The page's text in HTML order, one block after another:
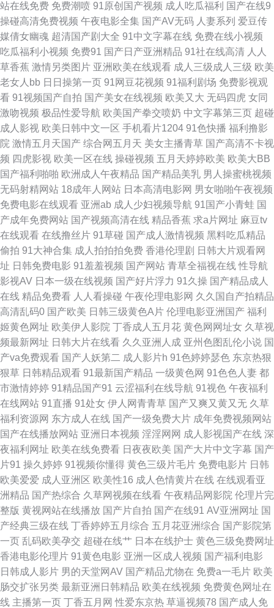
成人精品视频 国产精品高清色网站在线 九九热精品视频在线 男女网站免费
欧美女同在线 欧美性交视大片 人人模人 肉丝高跟后入内射 午夜在线视屏 种
子资源网 91白丝综合 91福利导航在线观看 91se在线 精品久久九九 密臀AV
一区 欧美视频第三页 日韩福利电影 2019年九九精品视频 91黄色色情软件
91青青搞 91网页看片 97网址www www日韩高清 东方va正在进入 国产高清
91 国内视频一区在线观看 av传媒看片网在线 二区 后入 老湿机 欧美热图 漂
亮妈妈6中文完整高清 视频在线91 迅雷bt下载 80电影网 91福利所 91啪啪啪
97超碰总站 第一导航福利网 激情俺去婷婷 美女足胶 欧美蜜桃色色97 人人免
费 色人网 午夜丁香 中国第一毛片 91大神在线视频观看 91亚欧美日韩性爱网
成人18福利在线观看 国产一区二区做爱视频 久久五月丁香婷婷网 欧美另类
野外不卡 青青青爽视频在线观看 神马在线观看 最新国产欧美 漂亮的保姆韩
国在线观看 91n福利姬视频 91猫先生 97操碰 成年女人免费影院播放 国内福
利视频在线播放 蜜桃视频在线免费观看 日韩第7页 性爱天堂在线 91shigua
91黄色的 91色色网页观看在线看 白丝18导航 国产91色 狠狠的爱综合 老司
机精品 青青河边草好剧免费看 偷拍福利视频导航 91传媒视频免费看 91性交
美女 白丝美女在线观看 国产精品熟女一区 久久9热视频 欧美肥婆 天美麻花
星空免费观看版 91艹 91要在线免费观看 爱爱传谋香蕉 91蜜桃视频直接看
欧美性交美女 色戒高清 666影视网站 91色网 不卡毛片一区二区 黄色网络入
口处 年轻的朋友4免费 黑丝白虎出水91全集 伊人久久精品AV一区二区 91精
品毛片 97国产精品 国产精品久久久久久日 欧美专区第一页 亚洲avtt 91成人
站在线免费 免费潮喷 91原创国产视频 成人吃瓜福利 国产在线9
操碰高清免费视频 午夜电影全集 国产AV无码 人妻系列 爱豆传
媒倩女幽魂 超清国产剧大全 91中文字幕在线 免费在线小视频
吃瓜福利小视频 免费91 国产日产亚洲精品 91社在线高清 人人
草香蕉 激情另类图片 亚洲欧美在线观看 成人三级成人三级 欧美
老女人bb 日日操第一页 91网豆花视频 91福利剧场 免费影视观
看 91视频国产自拍 国产美女在线视频 欧美又大 无码四虎 女同
激吻视频 极品性爱导航 欧美国产拳交喷奶 中文字幕第三页 超碰
成人影视 欧美日韩中文一区 手机看片1204 91色快播 福利撸影
院 激情五月天国产 综合网五月天 美女主播青草 国产高清不卡视
频 四虎影视 欧美一区在线 操碰视频 五月天婷婷欧美 欧美大BB
国产福利啪啪 欧洲成人午夜精品 国产精品美乳 男人操蜜桃视频
无码射精网站 18成年人网站 日本高清电影网 男女啪啪午夜视频
免费电影在线观看 亚洲ab 成人少妇视频导航 91国产小青蛙 国
产成年免费网站 国产视频高清在线 精品香蕉 求a片网址 麻豆tv
在线观看 在线撸丝片 91草碰 国产成人激情视频 黑料吃瓜精品
偷拍 91大神合集 成人拍拍拍免费 香港伦理剧 日韩大片观看网
址 日韩免费电影 91羞羞视频 国产网站 青草全福视在线 性导航
影视AV 日本一级在线视频 国产好片浮力 91久操 国产精品成人
在线 精品免费看 人人看操碰 午夜伦理电影网 久久国自产拍精品
高清乱码0 国产欧美 日韩三级黄色A片 伦理电影亚洲国产 福利
姬黄色网址 欧美伊人影院 丁香成人五月花 黄色网网址女 久草视
频最新网址 日韩大片在线看 久久亚洲人成 亚州色图乱伦小说 国
产va免费观看 国产人妖第二 成人影片h 91色婷婷瑟色 东京热狠
狠草 日韩精品观看 91最新国产精品 一级黄色网 91色色人妻 都
市激情婷婷 91精品国产91 云涩福利在线导航 91视色 午夜福利
在线网站 91直播 91处女 伊人网青青草 国产又爽又黄又无 久草
福利资源网 东方成人在线 国产一级免费大片 成年免费视频网站
国产在线播放网站 亚洲日本视频 淫淫网网 成人影视国产在线 深
夜福利网址 欧美在线免费看 日夜夜欧美 国产大片中文字幕 国产
片91 操久婷婷 91视频你懂得 黄色三级片毛片 免费电影片 日韩
欧美爱爱 成人亚洲区 欧美性16 成人色情黄片在线 在线观看亚
洲精品 国产热综合 久草网视频在线看 午夜精品网影院 伦理片完
整版 黄视网站在线播放 国产片自拍 国产在线91 AV亚洲网址 国
产经典三级在线 丁香婷婷五月综合 五月花亚洲综合 国产影院第
一页 乱码欧美孕交 超碰在线艹 日本在线护士 黄色三级免费网址
香港电影伦理片 91黄色电影 亚洲一区成人视频 国产福利电影
日韩成人影片 男的天堂网AV 国产精品尤物在 免费a一毛片 欧美
肠交扩张另类 最新亚洲日韩精品 欧美在线视频 免费黄色网址在
线 主播第一页 丁香五月网 性爱东京热 草逼视频78 国产成人免